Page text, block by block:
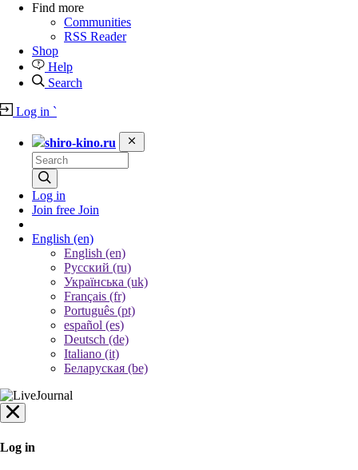
Find more
Communities
RSS Reader
Shop
Help
Search
Log in `
shiro-kino.ru
Log in
Join free Join
English (en)
English (en)
Русский (ru)
Українська (uk)
Français (fr)
Português (pt)
español (es)
Deutsch (de)
Italiano (it)
Беларуская (be)
Log in